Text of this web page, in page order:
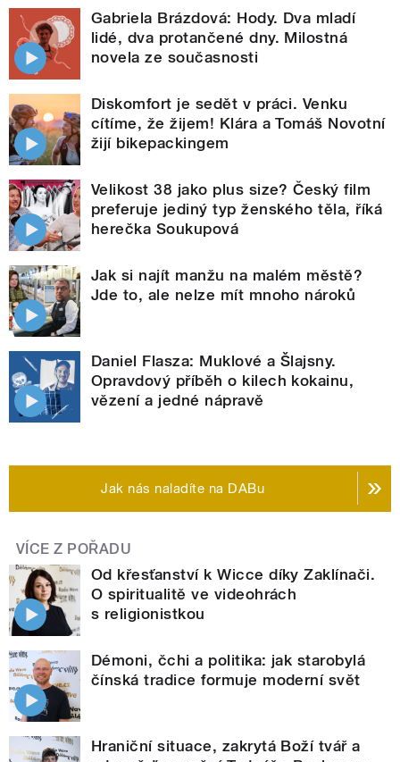
Gabriela Brázdová: Hody. Dva mladí
lidé, dva protančené dny. Milostná
novela ze současnosti
Diskomfort je sedět v práci. Venku
cítíme, že žijem! Klára a Tomáš Novotní
žijí bikepackingem
Velikost 38 jako plus size? Český film
preferuje jediný typ ženského těla, říká
herečka Soukupová
Jak si najít manžu na malém městě?
Jde to, ale nelze mít mnoho nároků
Daniel Flasza: Muklové a Šlajsny.
Opravdový příběh o kilech kokainu,
vězení a jedné nápravě
Jak nás naladíte na DABu
VÍCE Z POŘADU
Od křesťanství k Wicce díky Zaklínači.
O spiritualitě ve videohrách
s religionistkou
Démoni, čchi a politika: jak starobylá
čínská tradice formuje moderní svět
Hraniční situace, zakrytá Boží tvář a